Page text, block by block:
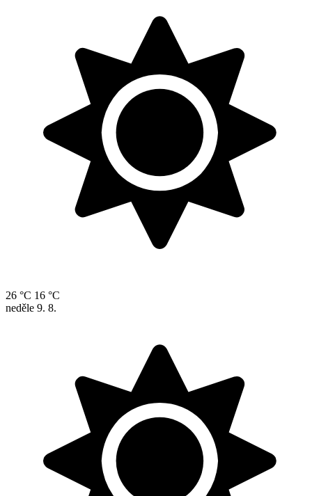
26 °C 16 °C
neděle 9. 8.